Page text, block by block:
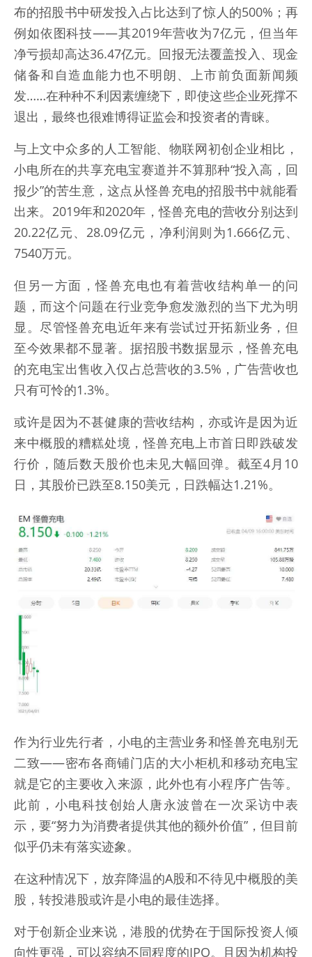
布的招股书中研发投入占比达到了惊人的500%；再
例如依图科技——其2019年营收为7亿元，但当年
净亏损却高达36.47亿元。回报无法覆盖投入、现金
储备和自造血能力也不明朗、上市前负面新闻频
发……在种种不利因素缠绕下，即使这些企业死撑不
退出，最终也很难博得证监会和投资者的青睐。
与上文中众多的人工智能、物联网初创企业相比，
小电所在的共享充电宝赛道并不算那种“投入高，回
报少”的苦生意，这点从怪兽充电的招股书中就能看
出来。2019年和2020年，怪兽充电的营收分别达到
20.22亿元、28.09亿元，净利润则为1.666亿元、
7540万元。
但另一方面，怪兽充电也有着营收结构单一的问
题，而这个问题在行业竞争愈发激烈的当下尤为明
显。尽管怪兽充电近年来有尝试过开拓新业务，但
至今效果都不显著。据招股书数据显示，怪兽充电
的充电宝出售收入仅占总营收的3.5%，广告营收也
只有可怜的1.3%。
或许是因为不甚健康的营收结构，亦或许是因为近
来中概股的糟糕处境，怪兽充电上市首日即跌破发
行价，随后数天股价也未见大幅回弹。截至4月10
日，其股价已跌至8.150美元，日跌幅达1.21%。
作为行业先行者，小电的主营业务和怪兽充电别无
二致——密布各商铺门店的大小柜机和移动充电宝
就是它的主要收入来源，此外也有小程序广告等。
此前，小电科技创始人唐永波曾在一次采访中表
示，要“努力为消费者提供其他的额外价值”，但目前
似乎仍未有落实迹象。
在这种情况下，放弃降温的A股和不待见中概股的美
股，转投港股或许是小电的最佳选择。
对于创新企业来说，港股的优势在于国际投资人倾
向性更强，可以容纳不同程度的IPO。且因为机构投